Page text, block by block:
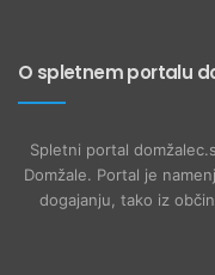
O spletnem portalu
Spletni portal
Domžale. Portal je
dogajanju, tako iz